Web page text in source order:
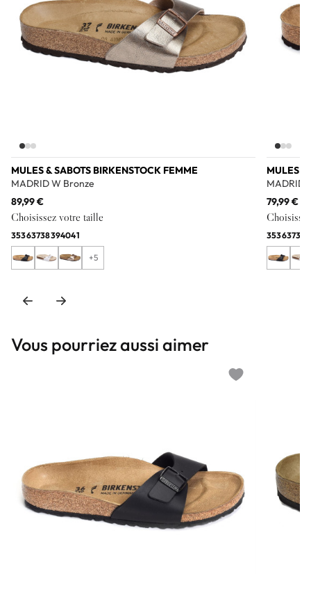
MULES & SABOTS BIRKENSTOCK FEMME
MADRID W Bronze
89,99 €
Choisissez votre taille
35363738394041
+5
MULES &
MADRID
79,99 €
35363738
Vous pourriez aussi aimer